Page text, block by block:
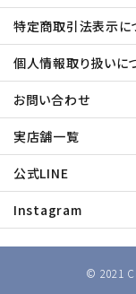
特定商取引法表示に
個人情報取り扱いに
お問い合わせ
実店舗一覧
公式LINE
Instagram
© 2021